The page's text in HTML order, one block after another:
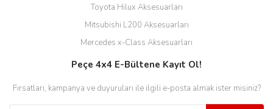
Toyota Hilux Aksesuarları
Mitsubishi L200 Aksesuarları
Mercedes x-Class Aksesuarları
Peçe 4x4 E-Bültene Kayıt Ol!
Fırsatları, kampanya ve duyuruları ile ilgili e-posta almak ister misiniz?